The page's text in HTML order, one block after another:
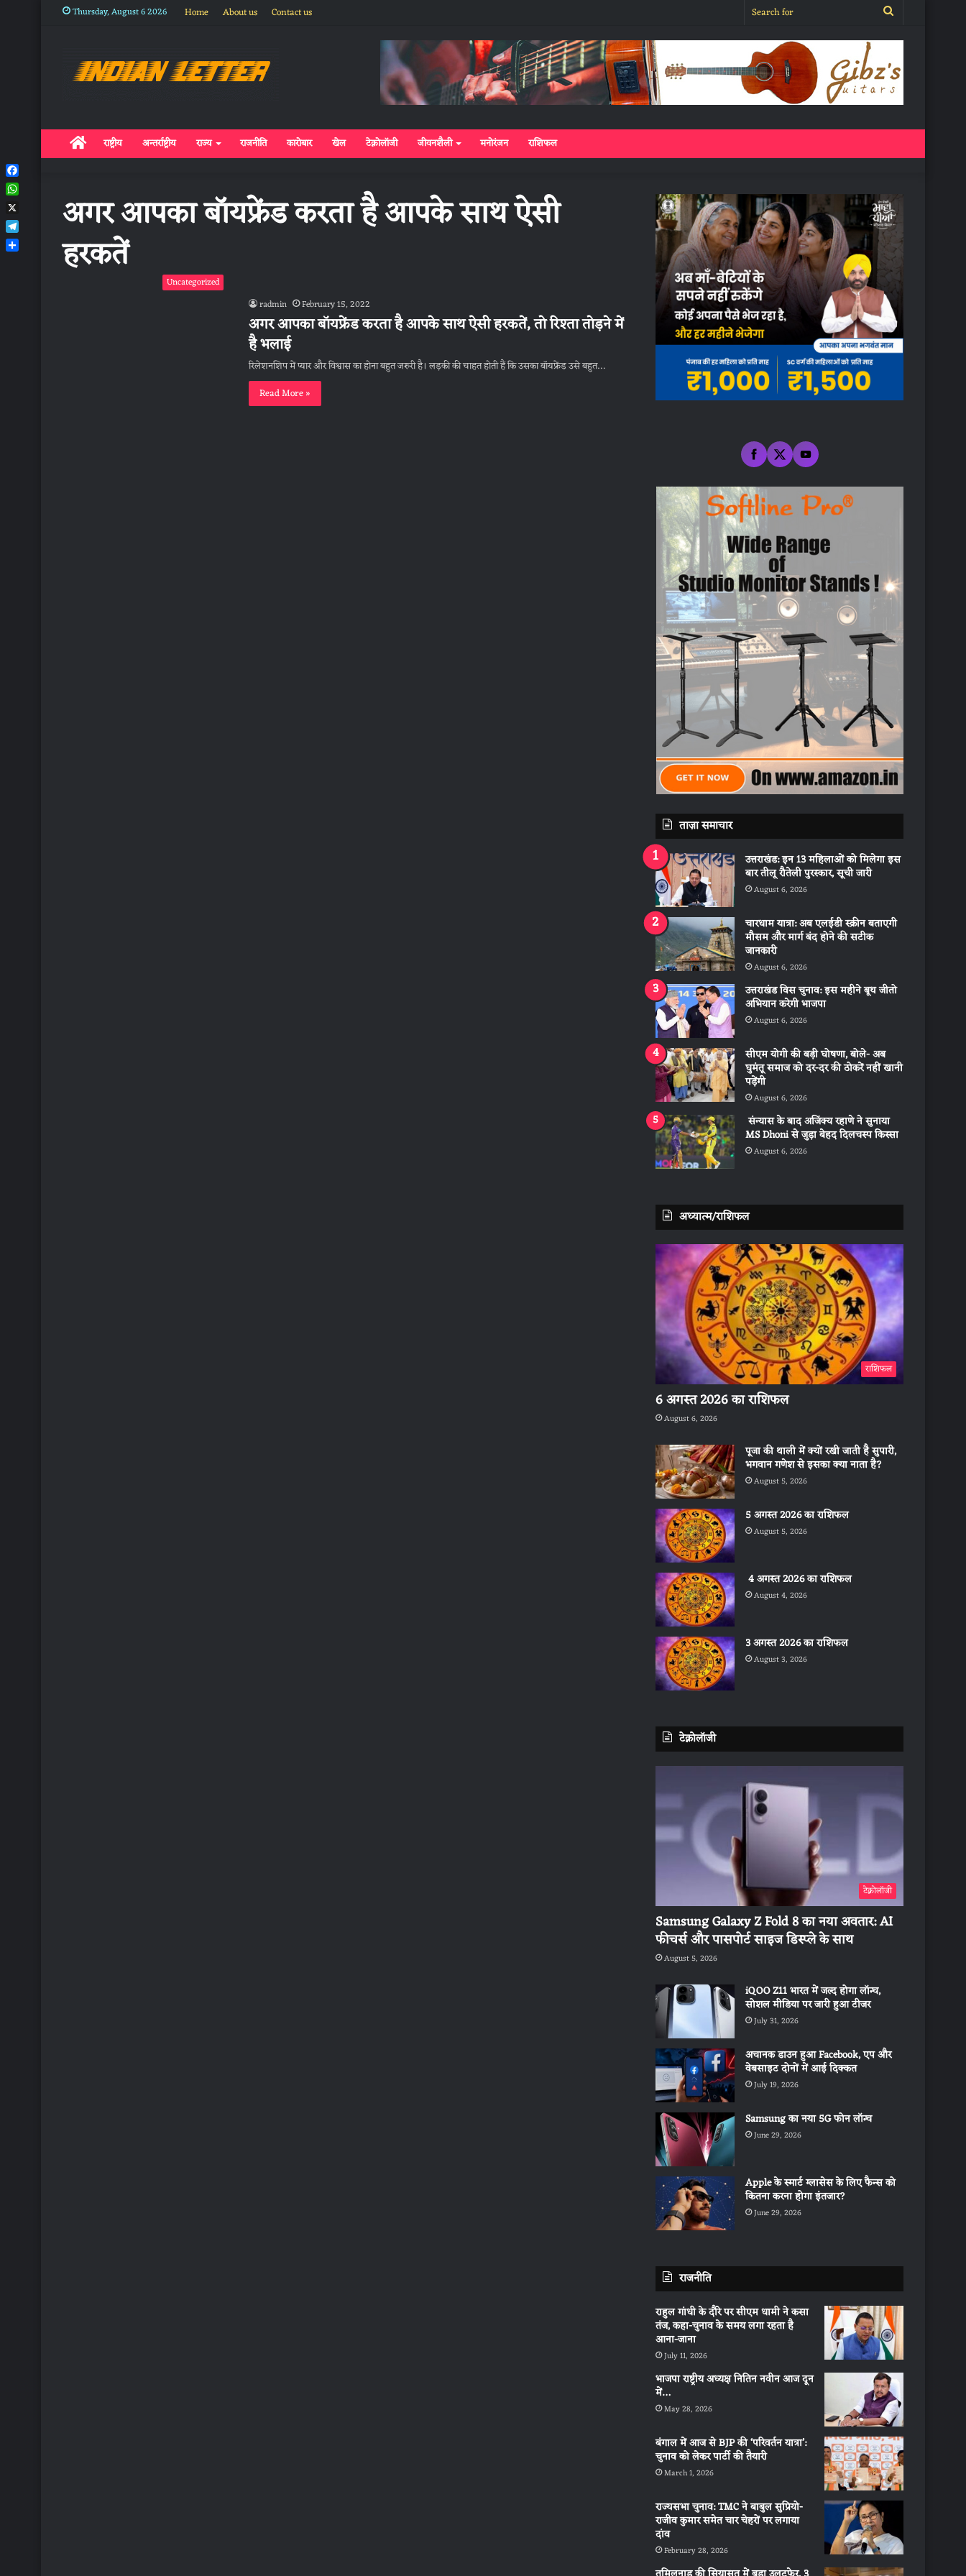
Thursday, August 6 2026 Home About us Contact us
Search
for
Homeराष्ट्रीय अन्तर्राष्ट्रीय राज्य राजनीति कारोबार खेल टेक्नोलॉजी जीवनशैली मनोरंजन राशिफल
अगर आपका बॉयफ्रेंड करता है आपके साथ ऐसी
हरकतें
Uncategorized
radmin
February 15, 2022
अगर आपका बॉयफ्रेंड करता है आपके साथ ऐसी हरकतें, तो रिश्ता तोड़ने में
है भलाई
रिलेशनशिप में प्यार और विश्वास का होना बहुत जरुरी है। लड़की की चाहत होती हैं कि उसका बॉयफ्रेंड उसे बहुत…
Read More »
ताज़ा समाचार
उत्तराखंड: इन 13 महिलाओं को मिलेगा इस
बार तीलू रौतेली पुरस्कार, सूची जारी
August 6, 2026
चारधाम यात्रा: अब एलईडी स्क्रीन बताएगी
मौसम और मार्ग बंद होने की सटीक
जानकारी
August 6, 2026
उत्तराखंड विस चुनाव: इस महीने बूथ जीतो
अभियान करेगी भाजपा
August 6, 2026
सीएम योगी की बड़ी घोषणा, बोले- अब
घुमंतू समाज को दर-दर की ठोकरें नहीं खानी
पड़ेंगी
August 6, 2026
संन्यास के बाद अजिंक्‍य रहाणे ने सुनाया
MS Dhoni से जुड़ा बेहद दिलचस्प किस्सा
August 6, 2026
अध्यात्म/राशिफल
राशिफल
6 अगस्त 2026 का राशिफल
August 6, 2026
पूजा की थाली में क्यों रखी जाती है सुपारी,
भगवान गणेश से इसका क्या नाता है?
August 5, 2026
5 अगस्त 2026 का राशिफल
August 5, 2026
4 अगस्त 2026 का राशिफल
August 4, 2026
3 अगस्त 2026 का राशिफल
August 3, 2026
टेक्नोलॉजी
टेक्नोलॉजी
Samsung Galaxy Z Fold 8 का नया अवतार: AI
फीचर्स और पासपोर्ट साइज डिस्प्ले के साथ
August 5, 2026
iQOO Z11 भारत में जल्द होगा लॉन्च,
सोशल मीडिया पर जारी हुआ टीजर
July 31, 2026
अचानक डाउन हुआ Facebook, एप और
वेबसाइट दोनों में आई दिक्कत
July 19, 2026
Samsung का नया 5G फोन लॉन्च
June 29, 2026
Apple के स्मार्ट ग्लासेस के लिए फैन्स को
कितना करना होगा इंतजार?
June 29, 2026
राजनीति
राहुल गांधी के दौरे पर सीएम धामी ने कसा
तंज, कहा-चुनाव के समय लगा रहता है
आना-जाना
July 11, 2026
भाजपा राष्ट्रीय अध्यक्ष नितिन नवीन आज दून
में…
May 28, 2026
बंगाल में आज से BJP की ‘परिवर्तन यात्रा’:
चुनाव को लेकर पार्टी की तैयारी
March 1, 2026
राज्यसभा चुनाव: TMC ने बाबुल सुप्रियो-
राजीव कुमार समेत चार चेहरों पर लगाया
दांव
February 28, 2026
Facebook
WhatsApp
X
Telegram